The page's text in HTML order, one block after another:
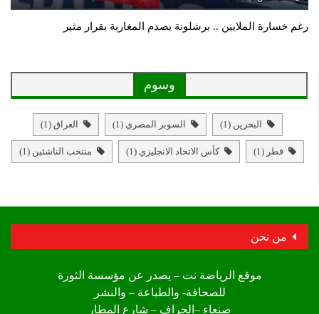
رغم خسارة الملايين .. برشلونة يصدم المغاربة بقرار مثير
وسوم
البحرين (1) السوبر المصري (1) العراق (1)
قطر (1) كأس الاتحاد الانجليزي (1) منتخب الناشئين (1)
من نحن
موقع الرياضة نت – يصدر عن مؤسسة الثورة
للصحافة- والطباعة – والنشر
صنعاء –الجراف – شارع المطار